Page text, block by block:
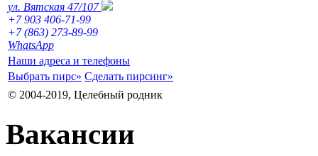
ул. Вятская 47/107
+7 903 406-71-99
+7 (863) 273-89-99
WhatsApp
Наши адреса и телефоны
Выбрать пирс» Сделать пирсинг»
© 2004-2019, Целебный родник
Вакансии